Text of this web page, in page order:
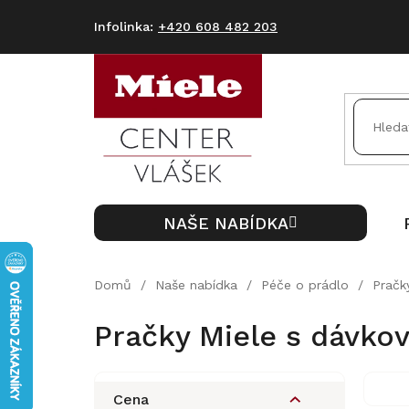
+420 608 482 203
NAŠE NABÍDKA
Domů / Naše nabídka / Péče o prádlo /
Pračky Miele s
Cena